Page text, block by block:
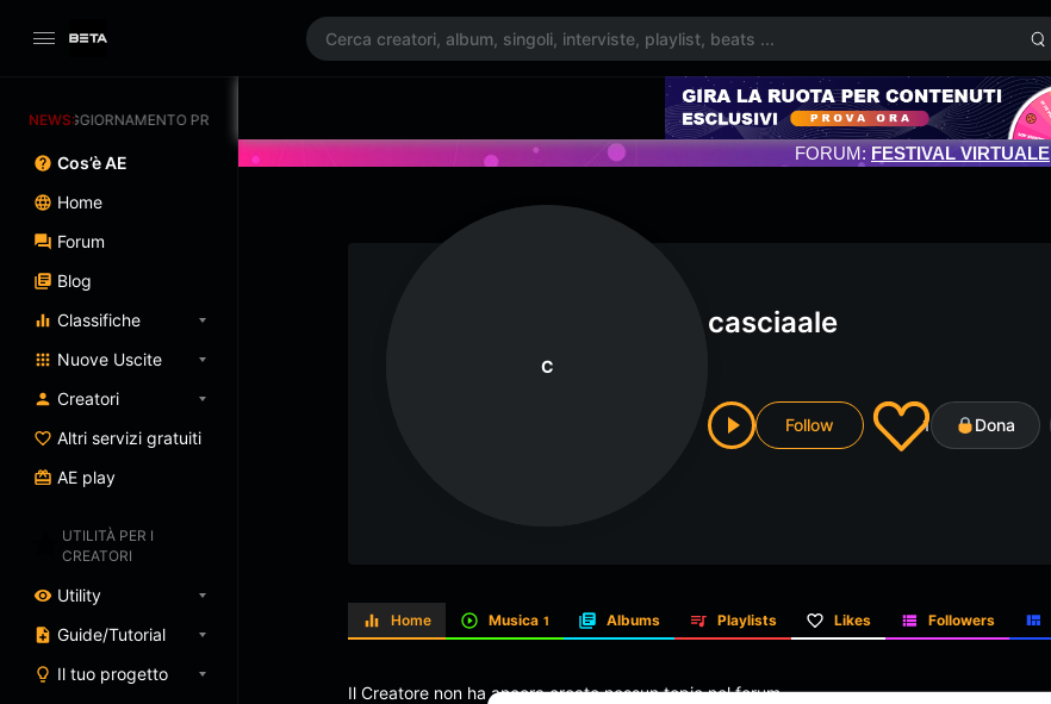
NEWS:
AGGIORNAMENTO PROGRAMMATO 3/07/2025
Cos’è AE
Home
Forum
Blog
Classifiche
Nuove Uscite
Creatori
Altri servizi gratuiti
AE play
UTILITÀ PER I
CREATORI
Utility
Guide/Tutorial
Il tuo progetto
FORUM: FESTIVAL VIRTUALE
C
casciaale
Follow 1 Dona
Home Musica 1 Albums Playlists Likes Followers
Il Creatore non ha ancora creato nessun topic nel forum.